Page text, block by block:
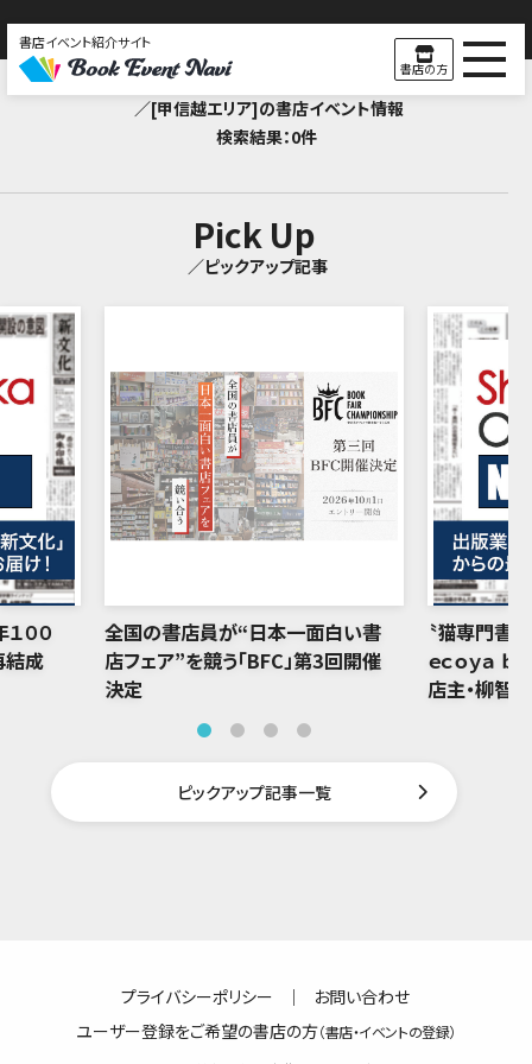
書店イベント紹介サイト
書店の方
Search Result
／[甲信越エリア]の書店イベント情報
検索結果：0件
Pick Up
／ピックアップ記事
００
結成
全国の書店員が“日本一面白い書
店フェア”を競う「BFC」第3回開催
決定
〝猫専門書
ｅｃｏｙａ ｂ
店主・柳智
ピックアップ記事一覧
プライバシーポリシー ｜
お問い合わせ
ユーザー登録をご希望の書店の方（書店・イベントの登録）